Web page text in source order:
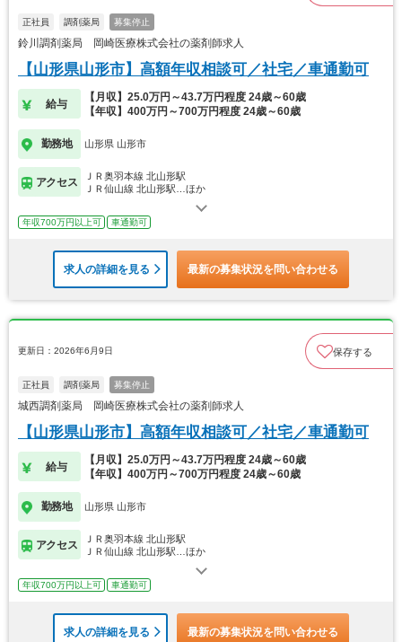
正社員 調剤薬局 募集停止
鈴川調剤薬局 岡崎医療株式会社の薬剤師求人
【山形県山形市】高額年収相談可／社宅／車通勤可
給与
【月収】25.0万円～43.7万円程度 24歳～60歳
【年収】400万円～700万円程度 24歳～60歳
勤務地 山形県 山形市
アクセス
ＪＲ奥羽本線 北山形駅
ＪＲ仙山線 北山形駅…ほか
年収700万円以上可 車通勤可
求人の詳細を見る 最新の募集状況を問い合わせる
更新日：2026年6月9日 保存する
正社員 調剤薬局 募集停止
城西調剤薬局 岡崎医療株式会社の薬剤師求人
【山形県山形市】高額年収相談可／社宅／車通勤可
給与
【月収】25.0万円～43.7万円程度 24歳～60歳
【年収】400万円～700万円程度 24歳～60歳
勤務地 山形県 山形市
アクセス
ＪＲ奥羽本線 北山形駅
ＪＲ仙山線 北山形駅…ほか
年収700万円以上可 車通勤可
求人の詳細を見る 最新の募集状況を問い合わせる